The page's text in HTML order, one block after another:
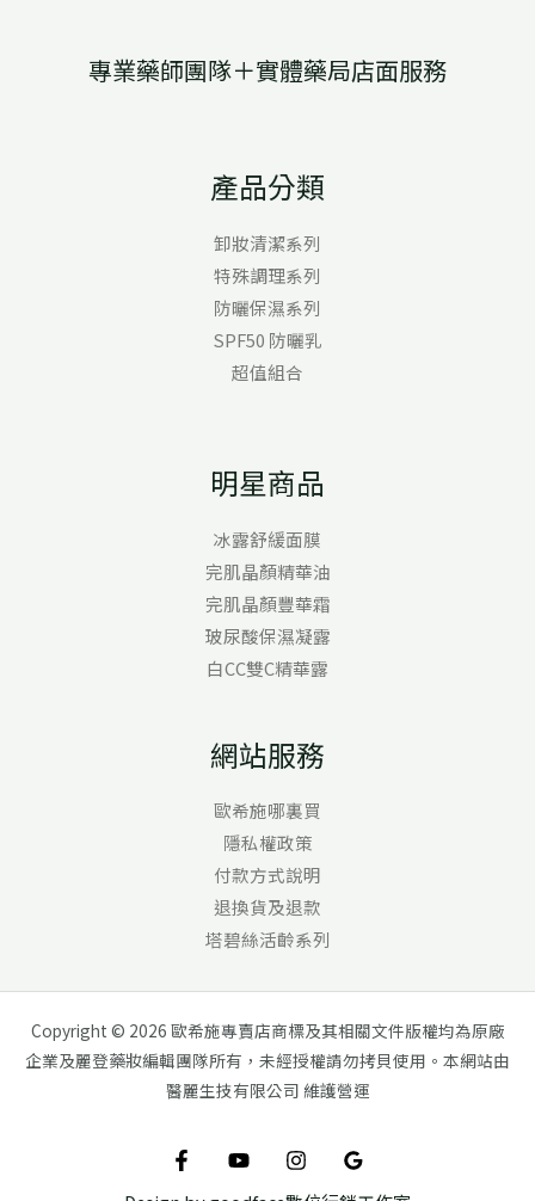
專業藥師團隊＋實體藥局店面服務
產品分類
卸妝清潔系列
特殊調理系列
防曬保濕系列
SPF50 防曬乳
超值組合
明星商品
冰露舒緩面膜
完肌晶顏精華油
完肌晶顏豐華霜
玻尿酸保濕凝露
白CC雙C精華露
網站服務
歐希施哪裏買
隱私權政策
付款方式說明
退換貨及退款
塔碧絲活齡系列
Copyright © 2026 歐希施專賣店商標及其相關文件版權均為原廠
企業及麗登藥妝編輯團隊所有，未經授權請勿拷貝使用。本網站由
醫麗生技有限公司 維護營運